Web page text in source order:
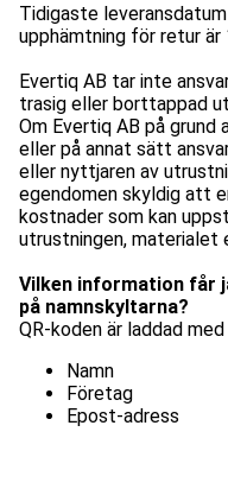
Tidigaste
upphämtning för retur är
Evertiq AB tar inte
trasig eller borttappad
Om Evertiq AB på grund
eller på annat sätt
eller nyttjaren av
egendomen skyldig att
kostnader som kan
utrustningen, materialet
Vilken information får
på namnskyltarna?